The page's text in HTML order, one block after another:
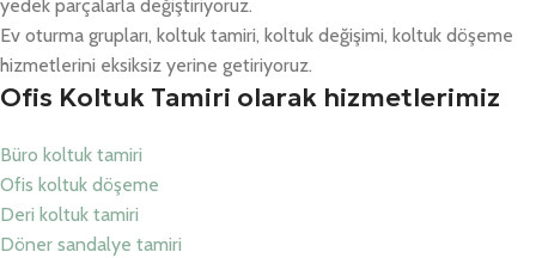
yedek parçalarla değiştiriyoruz.
Ev oturma grupları, koltuk tamiri, koltuk değişimi, koltuk döşeme
hizmetlerini eksiksiz yerine getiriyoruz.
Ofis Koltuk Tamiri olarak hizmetlerimiz
Büro koltuk tamiri
Ofis koltuk döşeme
Deri koltuk tamiri
Döner sandalye tamiri